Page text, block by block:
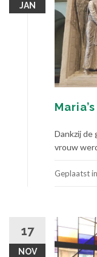
JAN
Dankzij de
vrouw
Geplaatst
17
NOV